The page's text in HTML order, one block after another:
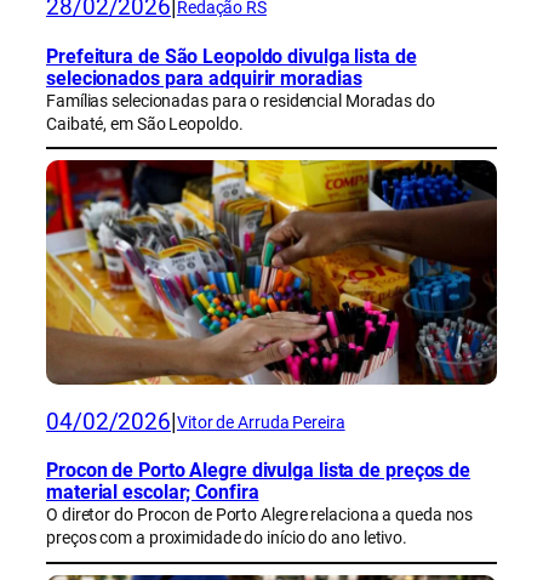
28/02/2026 Redação RS
Prefeitura de São Leopoldo divulga lista de
selecionados para adquirir moradias
Famílias selecionadas para o residencial Moradas do
Caibaté, em São Leopoldo.
04/02/2026 Vitor de Arruda Pereira
Procon de Porto Alegre divulga lista de preços de
material escolar; Confira
O diretor do Procon de Porto Alegre relaciona a queda nos
preços com a proximidade do início do ano letivo.